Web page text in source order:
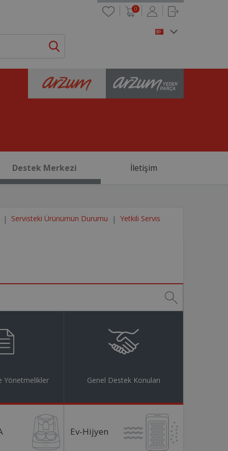
0
Destek Merkezi İletişim
Servisteki Ürünümün Durumu Yetkili Servis
Yönetmelikler Genel Destek Konuları
Ev-Hijyen